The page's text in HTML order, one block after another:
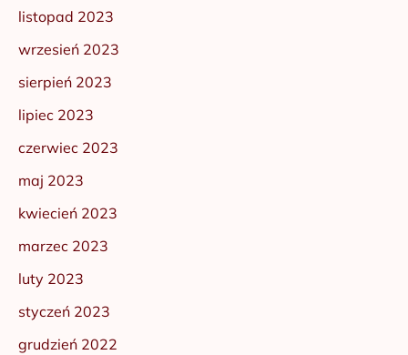
listopad 2023
wrzesień 2023
sierpień 2023
lipiec 2023
czerwiec 2023
maj 2023
kwiecień 2023
marzec 2023
luty 2023
styczeń 2023
grudzień 2022